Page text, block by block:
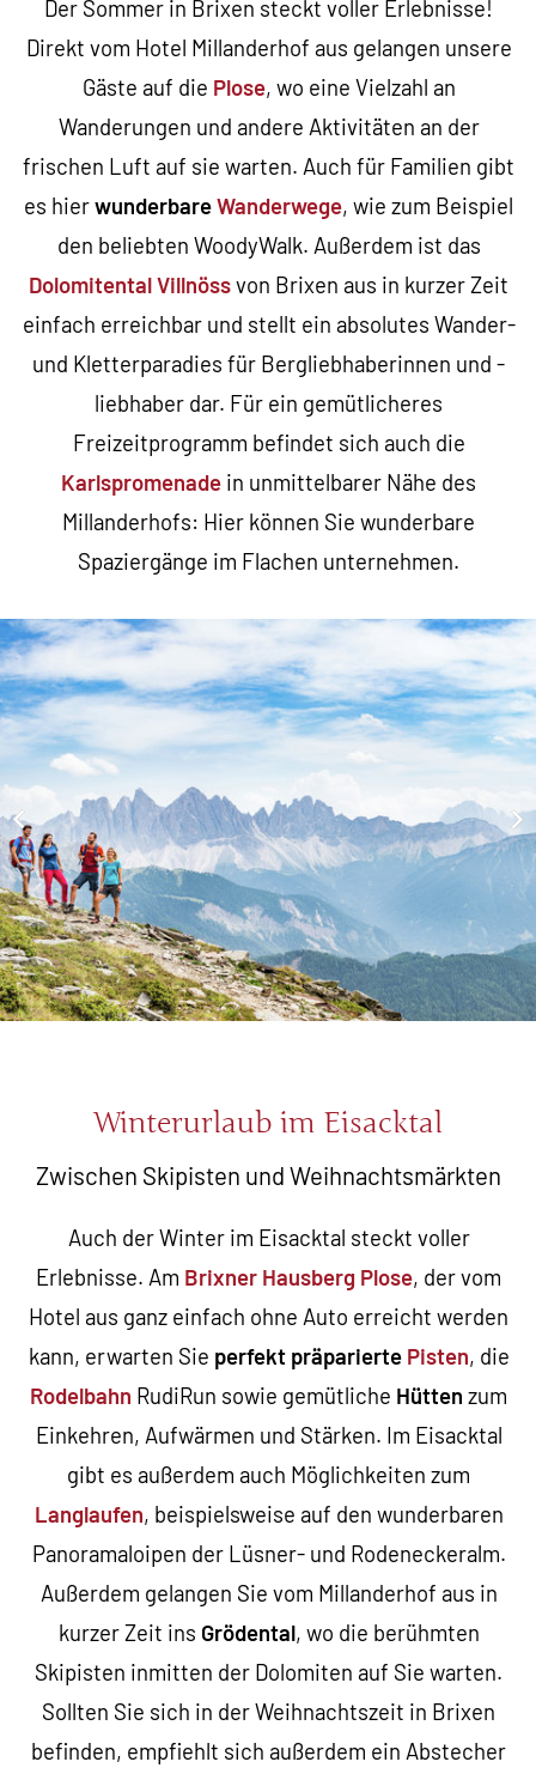
Der Sommer in Brixen steckt voller Erlebnisse!
Direkt vom Hotel Millanderhof aus gelangen unsere
Gäste auf die Plose, wo eine Vielzahl an
Wanderungen und andere Aktivitäten an der
frischen Luft auf sie warten. Auch für Familien gibt
es hierwunderbareWanderwege, wie zum Beispiel
den beliebten WoodyWalk. Außerdem ist das
Dolomitental Villnössvon Brixen aus in kurzer Zeit
einfach erreichbar und stellt ein absolutes Wander-
und Kletterparadies für Bergliebhaberinnen und -
liebhaber dar. Für ein gemütlicheres
Freizeitprogramm befindet sich auch die
Karlspromenade in unmittelbarer Nähe des
Millanderhofs: Hier können Sie wunderbare
Spaziergänge im Flachen unternehmen.
Winterurlaub im Eisacktal
Zwischen Skipisten und Weihnachtsmärkten
Auch der Winter im Eisacktal steckt voller
Erlebnisse. Am Brixner Hausberg Plose, der vom
Hotel aus ganz einfach ohne Auto erreicht werden
kann, erwarten Sie perfekt präparierte Pisten, die
Rodelbahn RudiRun sowie gemütliche Hütten zum
Einkehren, Aufwärmen und Stärken. Im Eisacktal
gibt es außerdem auch Möglichkeiten zum
Langlaufen, beispielsweise auf den wunderbaren
Panoramaloipen der Lüsner- und Rodeneckeralm.
Außerdem gelangen Sie vom Millanderhof aus in
kurzer Zeit ins Grödental, wo die berühmten
Skipisten inmitten der Dolomiten auf Sie warten.
Sollten Sie sich in der Weihnachtszeit in Brixen
befinden, empfiehlt sich außerdem ein Abstecher